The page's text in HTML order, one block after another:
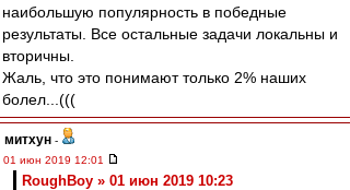
наибольшую популярность в победные
результаты. Все остальные задачи локальны и
вторичны.
Жаль, что это понимают только 2% наших
болел...(((
митхун -
01 июн 2019 12:01
RoughBoy » 01 июн 2019 10:23